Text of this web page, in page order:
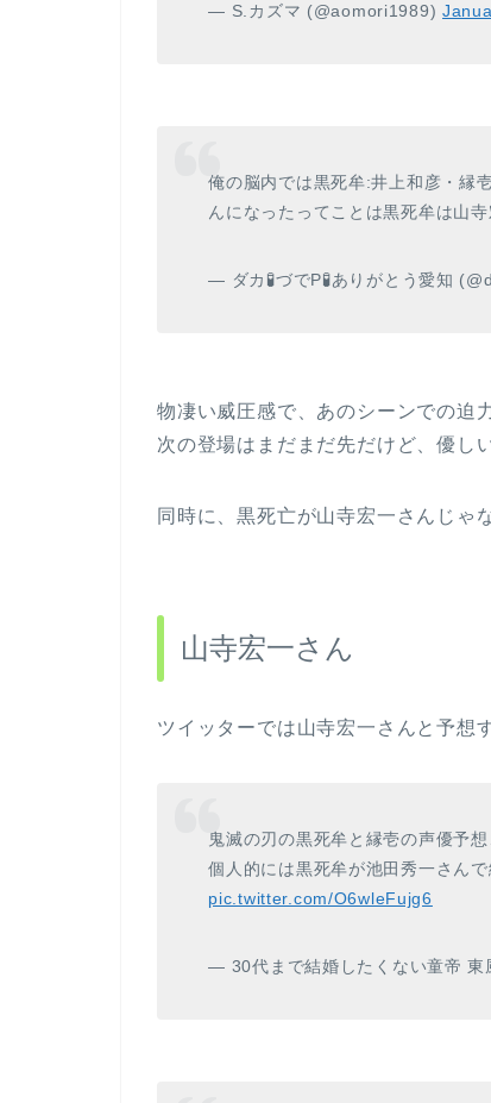
— S.カズマ (@aomori1989)
俺の脳内では黒死牟:井上和彦・縁
んになったってことは黒死牟は山
— ダカ🧪づでP🧪ありがとう愛知
物凄い威圧感で、あのシーンでの迫
次の登場はまだまだ先だけど、優し
同時に、黒死亡が山寺宏一さんじゃ
山寺宏一さん
ツイッターでは山寺宏一さんと予想
鬼滅の刃の黒死牟と縁壱の声優予想
個人的には黒死牟が池田秀一さん
pic.twitter.com/O6wleFujg6
— 30代まで結婚したくない童帝